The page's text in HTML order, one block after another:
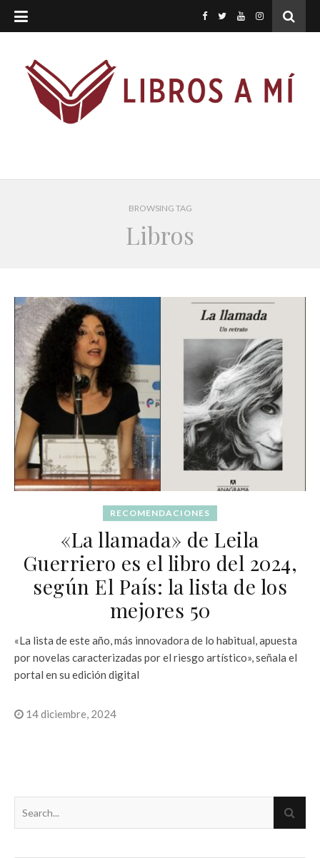
BROWSING TAG
Libros
RECOMENDACIONES
«La llamada» de Leila
Guerriero es el libro del 2024,
según El País: la lista de los
mejores 50
«La lista de este año, más innovadora de lo habitual, apuesta
por novelas caracterizadas por el riesgo artístico», señala el
portal en su edición digital
14 diciembre, 2024